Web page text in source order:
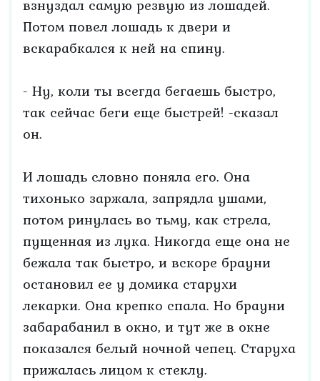
взнуздал самую резвую из лошадей.
Потом повел лошадь к двери и
вскарабкался к ней на спину.
- Ну, коли ты всегда бегаешь быстро,
так сейчас беги еще быстрей! -сказал
он.
И лошадь словно поняла его. Она
тихонько заржала, запрядла ушами,
потом ринулась во тьму, как стрела,
пущенная из лука. Никогда еще она не
бежала так быстро, и вскоре брауни
остановил ее у домика старухи
лекарки. Она крепко спала. Но брауни
забарабанил в окно, и тут же в окне
показался белый ночной чепец. Старуха
прижалась лицом к стеклу.